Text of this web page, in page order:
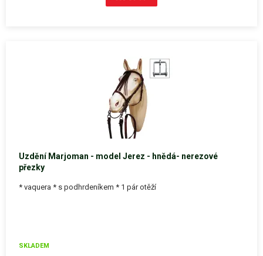
Uzdění Marjoman - model Jerez - hnědá- nerezové
přezky
* vaquera * s podhrdeníkem * 1 pár otěží
SKLADEM